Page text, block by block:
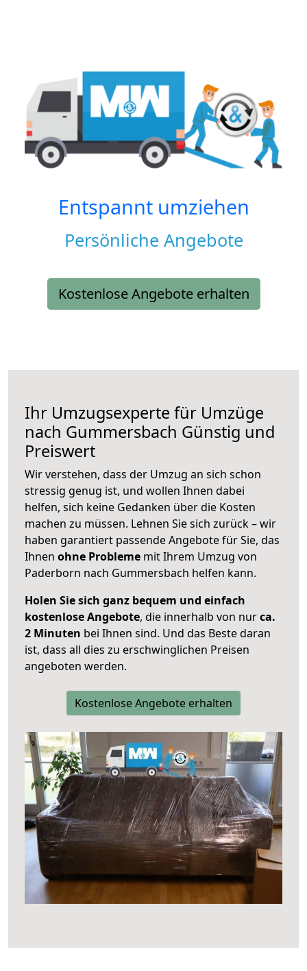
Entspannt umziehen
Persönliche Angebote
Kostenlose Angebote erhalten
Ihr Umzugsexperte für Umzüge
nach Gummersbach Günstig und
Preiswert
Wir verstehen, dass der Umzug an sich schon
stressig genug ist, und wollen Ihnen dabei
helfen, sich keine Gedanken über die Kosten
machen zu müssen. Lehnen Sie sich zurück – wir
haben garantiert passende Angebote für Sie, das
Ihnen ohne Probleme mit Ihrem Umzug von
Paderborn nach Gummersbach helfen kann.
Holen Sie sich ganz bequem und einfach
kostenlose Angebote, die innerhalb von nurca.
2 Minuten bei Ihnen sind. Und das Beste daran
ist, dass all dies zu erschwinglichen Preisen
angeboten werden.
Kostenlose Angebote erhalten